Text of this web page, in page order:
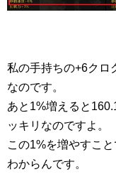
私の手持ちの+6クロ
なのです。
あと1%増えると
ッキリなのですよ。
この1%を増やすこ
わからんです。